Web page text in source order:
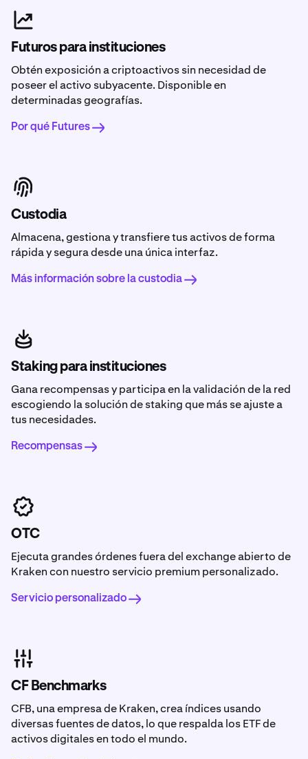
Futuros para instituciones
Obtén exposición a criptoactivos sin necesidad de
poseer el activo subyacente. Disponible en
determinadas geografías.
Por qué Futures
Custodia
Almacena, gestiona y transfiere tus activos de forma
rápida y segura desde una única interfaz.
Más información sobre la custodia
Staking para instituciones
Gana recompensas y participa en la validación de la red
escogiendo la solución de staking que más se ajuste a
tus necesidades.
Recompensas
OTC
Ejecuta grandes órdenes fuera del exchange abierto de
Kraken con nuestro servicio premium personalizado.
Servicio personalizado
CF Benchmarks
CFB, una empresa de Kraken, crea índices usando
diversas fuentes de datos, lo que respalda los ETF de
activos digitales en todo el mundo.